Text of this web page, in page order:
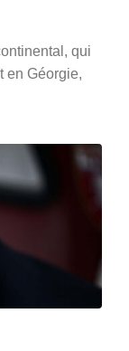
qui
en Géorgie,